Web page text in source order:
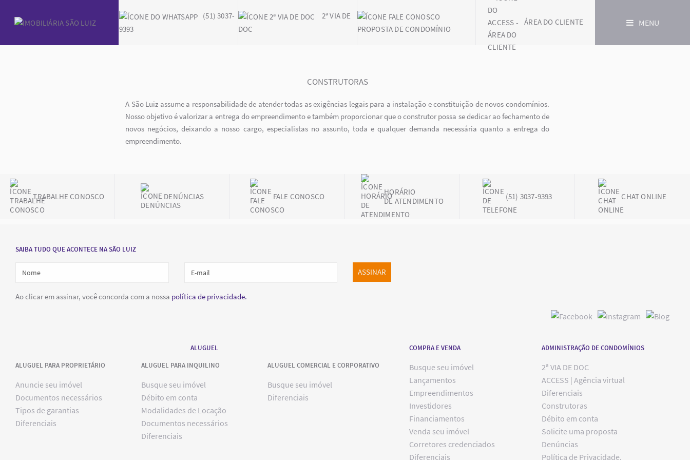
(51) 3037-
9393
2ª VIA DE
DOC
PROPOSTA DE CONDOMÍNIO
ÁREA DO CLIENTE MENU
CONSTRUTORAS
A São Luiz assume a responsabilidade de atender todas as exigências legais para a instalação e constituição de novos condomínios.
Nosso objetivo é valorizar a entrega do empreendimento e também proporcionar que o construtor possa se dedicar ao fechamento de
novos negócios, deixando a nosso cargo, especialistas no assunto, toda e qualquer demanda necessária quanto a entrega do
empreendimento.
TRABALHE CONOSCO DENÚNCIAS FALE CONOSCO
HORÁRIO
DE ATENDIMENTO
(51) 3037-9393 CHAT ONLINE
SAIBA TUDO QUE ACONTECE NA SÃO LUIZ
ASSINAR
Ao clicar em assinar, você concorda com a nossa política de privacidade.
ALUGUEL
ALUGUEL PARA PROPRIETÁRIO
Anuncie seu imóvel
Documentos necessários
Tipos de garantias
Diferenciais
ALUGUEL PARA INQUILINO
Busque seu imóvel
Débito em conta
Modalidades de Locação
Documentos necessários
Diferenciais
ALUGUEL COMERCIAL E CORPORATIVO
Busque seu imóvel
Diferenciais
COMPRA E VENDA
Busque seu imóvel
Lançamentos
Empreendimentos
Investidores
Financiamentos
Venda seu imóvel
Corretores credenciados
Diferenciais
ADMINISTRAÇÃO DE CONDOMÍNIOS
2ª VIA DE DOC
ACCESS | Agência virtual
Diferenciais
Construtoras
Débito em conta
Solicite uma proposta
Denúncias
Política de Privacidade.